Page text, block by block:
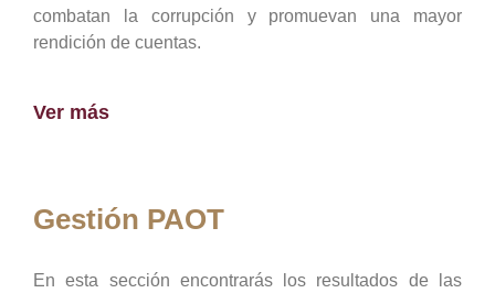
combatan la corrupción y promuevan una mayor
rendición de cuentas.
Ver más
Gestión PAOT
En esta sección encontrarás los resultados de las